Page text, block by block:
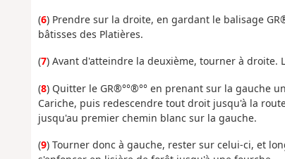
(6) Prendre sur la droite, en gardant le balisage
bâtisses des Platières.
(7) Avant d'atteindre la deuxième, tourner à droite.
(8) Quitter le GR®°°®°° en prenant sur la gauche
Cariche, puis redescendre tout droit jusqu'à la
jusqu'au premier chemin blanc sur la gauche.
(9) Tourner donc à gauche, rester sur celui-ci, et